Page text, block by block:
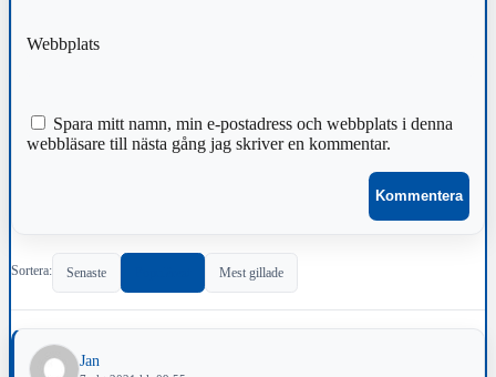
Webbplats
Spara mitt namn, min e-postadress och webbplats i denna
webbläsare till nästa gång jag skriver en kommentar.
Sortera: Senaste Mest gillade
Jan